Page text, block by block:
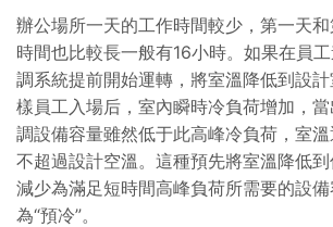
辦公場所一天的工作時間較少，第一天
時間也比較長一般有16小時。如果在員
調系統提前開始運轉，將室溫降低到設
樣員工入場后，室內瞬時冷負荷增加，
調設備容量雖然低于此高峰冷負荷，室
不超過設計空溫。這種預先將室溫降低
減少為滿足短時間高峰負荷所需要的設
為“預冷”。